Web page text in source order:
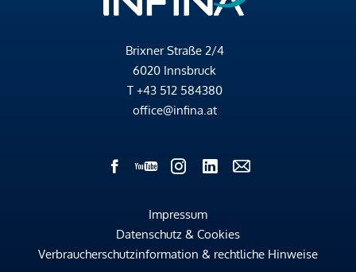
Brixner Straße 2/4
6020 Innsbruck
T +43 512 584380
office@infina.at
Impressum
Datenschutz & Cookies
Verbraucherschutzinformation & rechtliche Hinweise